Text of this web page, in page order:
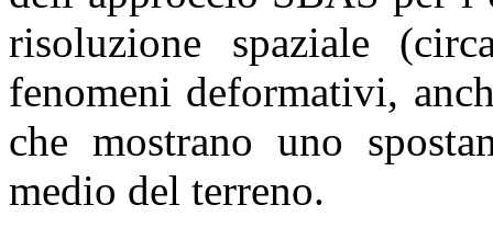
risoluzione spaziale
fenomeni deformativi,
che mostrano uno
medio del terreno.